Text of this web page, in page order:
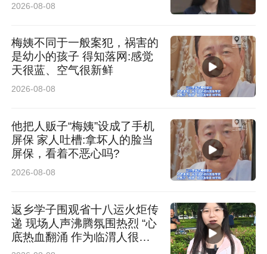
史德镇组建党员+志愿者助农服务小分队，常态
化深入田间地头，为农户和农机手配送物资、协
调农机调度、化解作业纠纷，重点帮扶留守老
2026-08-08
梅姨不同于一般案犯，祸害的
是幼小的孩子 得知落网:感觉
天很蓝、空气很新鲜
2026-08-08
他把人贩子“梅姨”设成了手机
屏保 家人吐槽:拿坏人的脸当
屏保，看着不恶心吗?
2026-08-08
返乡学子围观省十八运火炬传
递 现场人声沸腾氛围热烈 “心
底热血翻涌 作为临渭人很荣
耀”